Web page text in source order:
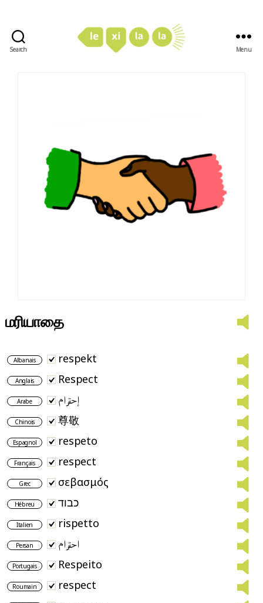
Search Menu
மரியாதை
Albanais respekt
Anglais Respect
Arabe إحترام
Chinois 尊敬
Espagnol respeto
Français respect
Grec σεβασμός
Hébreu כבוד
Italien rispetto
Persan احترام
Portugais Respeito
Roumain respect